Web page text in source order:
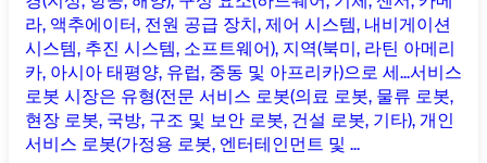
라, 액추에이터, 전원 공급 장치, 제어 시스템, 내비게이션
시스템, 추진 시스템, 소프트웨어), 지역(북미, 라틴 아메리
카, 아시아 태평양, 유럽, 중동 및 아프리카)으로 세...서비스
로봇 시장은 유형(전문 서비스 로봇(의료 로봇, 물류 로봇,
현장 로봇, 국방, 구조 및 보안 로봇, 건설 로봇, 기타), 개인
서비스 로봇(가정용 로봇, 엔터테인먼트 및 ...